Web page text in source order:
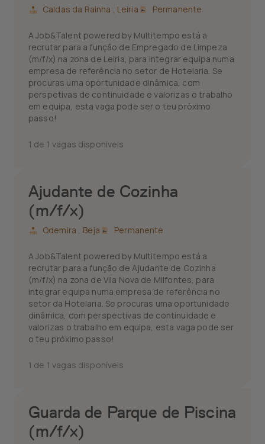
Caldas da Rainha , Leiria Permanente
A Job&Talent powered by Multitempo está a
recrutar para a função de Empregado de Limpeza
(m/f/x) na zona de Leiria, para integrar equipa numa
empresa de referência no setor de Hotelaria. Se
procuras uma oportunidade dinâmica, com
perspetivas de continuidade e valorizas o trabalho
em equipa, esta vaga pode ser o teu próximo
passo!
1 de 1 vagas disponíveis
Ajudante de Cozinha
(m/f/x)
Odemira , Beja Permanente
A Job&Talent powered by Multitempo está a
recrutar para a função de Ajudante de Cozinha
(m/f/x) na zona de Vila Nova de Milfontes, para
integrar equipa numa empresa de referência no
setor da Hotelaria. Se procuras uma oportunidade
dinâmica, com perspectivas de continuidade e
valorizas o trabalho em equipa, esta vaga pode ser
o teu próximo passo!
1 de 1 vagas disponíveis
Guarda de Parque de Piscina
(m/f/x)